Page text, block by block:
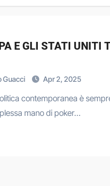
E GLI STATI UNITI
Guacci Apr 2, 2025
contemporanea è
mano di poker…